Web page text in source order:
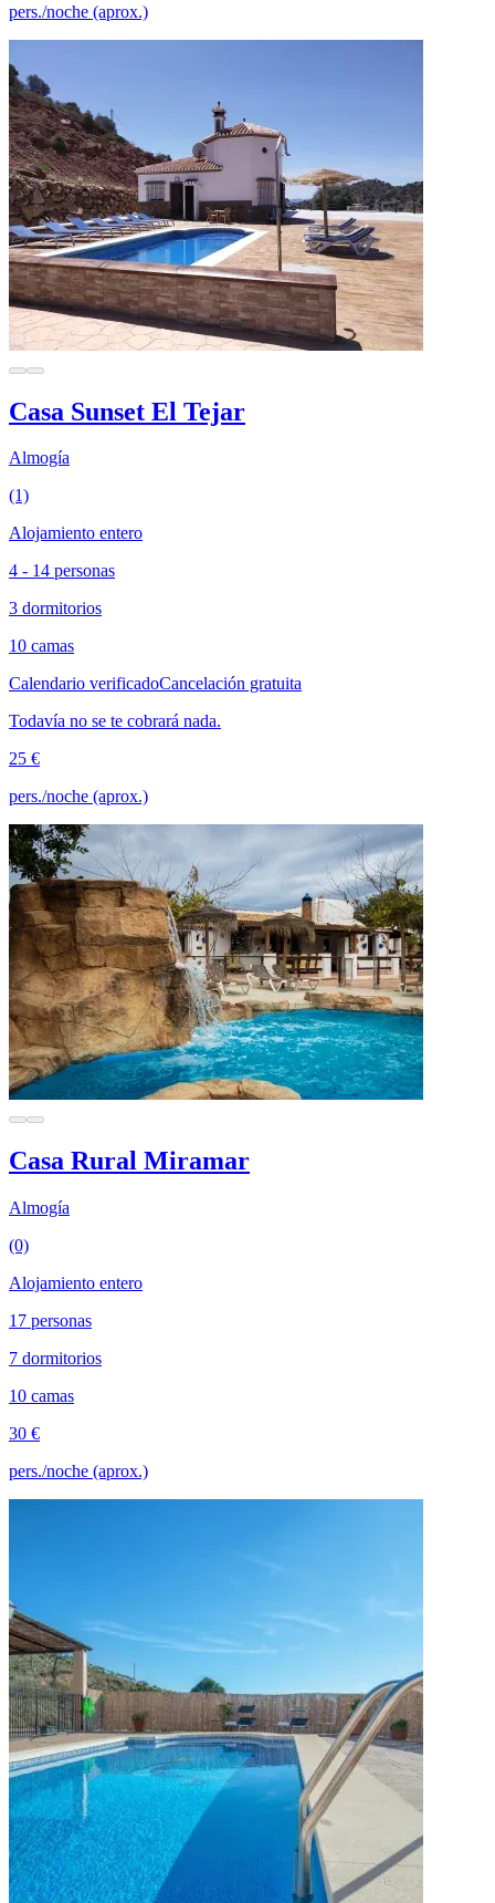
pers./noche (aprox.)
Casa Sunset El Tejar
Almogía
(1)
Alojamiento entero
4 - 14 personas
3 dormitorios
10 camas
Calendario verificadoCancelación gratuita
Todavía no se te cobrará nada.
25 €
pers./noche (aprox.)
Casa Rural Miramar
Almogía
(0)
Alojamiento entero
17 personas
7 dormitorios
10 camas
30 €
pers./noche (aprox.)